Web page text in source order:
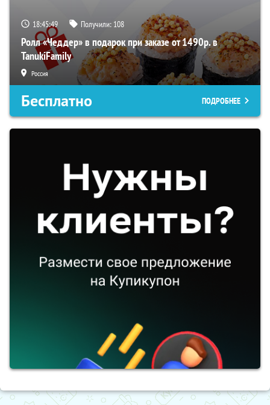
18:45:49 Получили: 108
Ролл «Чеддер» в подарок при заказе от 1490р. в
TanukiFamily
Россия
Бесплатно ПОДРОБНЕЕ